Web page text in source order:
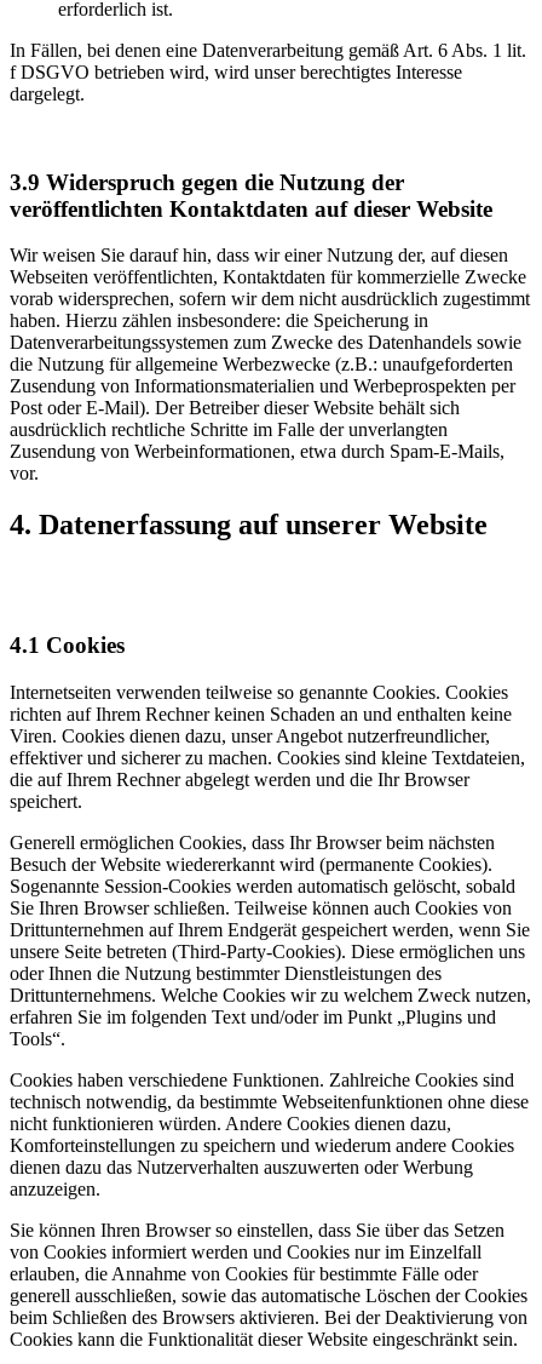
erforderlich ist.
In Fällen, bei denen eine Datenverarbeitung gemäß Art. 6 Abs. 1 lit.
f DSGVO betrieben wird, wird unser berechtigtes Interesse
dargelegt.
3.9 Widerspruch gegen die Nutzung der
veröffentlichten Kontaktdaten auf dieser Website
Wir weisen Sie darauf hin, dass wir einer Nutzung der, auf diesen
Webseiten veröffentlichten, Kontaktdaten für kommerzielle Zwecke
vorab widersprechen, sofern wir dem nicht ausdrücklich zugestimmt
haben. Hierzu zählen insbesondere: die Speicherung in
Datenverarbeitungssystemen zum Zwecke des Datenhandels sowie
die Nutzung für allgemeine Werbezwecke (z.B.: unaufgeforderten
Zusendung von Informationsmaterialien und Werbeprospekten per
Post oder E-Mail). Der Betreiber dieser Website behält sich
ausdrücklich rechtliche Schritte im Falle der unverlangten
Zusendung von Werbeinformationen, etwa durch Spam-E-Mails,
vor.
4. Datenerfassung auf unserer Website
4.1 Cookies
Internetseiten verwenden teilweise so genannte Cookies. Cookies
richten auf Ihrem Rechner keinen Schaden an und enthalten keine
Viren. Cookies dienen dazu, unser Angebot nutzerfreundlicher,
effektiver und sicherer zu machen. Cookies sind kleine Textdateien,
die auf Ihrem Rechner abgelegt werden und die Ihr Browser
speichert.
Generell ermöglichen Cookies, dass Ihr Browser beim nächsten
Besuch der Website wiedererkannt wird (permanente Cookies).
Sogenannte Session-Cookies werden automatisch gelöscht, sobald
Sie Ihren Browser schließen. Teilweise können auch Cookies von
Drittunternehmen auf Ihrem Endgerät gespeichert werden, wenn Sie
unsere Seite betreten (Third-Party-Cookies). Diese ermöglichen uns
oder Ihnen die Nutzung bestimmter Dienstleistungen des
Drittunternehmens. Welche Cookies wir zu welchem Zweck nutzen,
erfahren Sie im folgenden Text und/oder im Punkt „Plugins und
Tools“.
Cookies haben verschiedene Funktionen. Zahlreiche Cookies sind
technisch notwendig, da bestimmte Webseitenfunktionen ohne diese
nicht funktionieren würden. Andere Cookies dienen dazu,
Komforteinstellungen zu speichern und wiederum andere Cookies
dienen dazu das Nutzerverhalten auszuwerten oder Werbung
anzuzeigen.
Sie können Ihren Browser so einstellen, dass Sie über das Setzen
von Cookies informiert werden und Cookies nur im Einzelfall
erlauben, die Annahme von Cookies für bestimmte Fälle oder
generell ausschließen, sowie das automatische Löschen der Cookies
beim Schließen des Browsers aktivieren. Bei der Deaktivierung von
Cookies kann die Funktionalität dieser Website eingeschränkt sein.